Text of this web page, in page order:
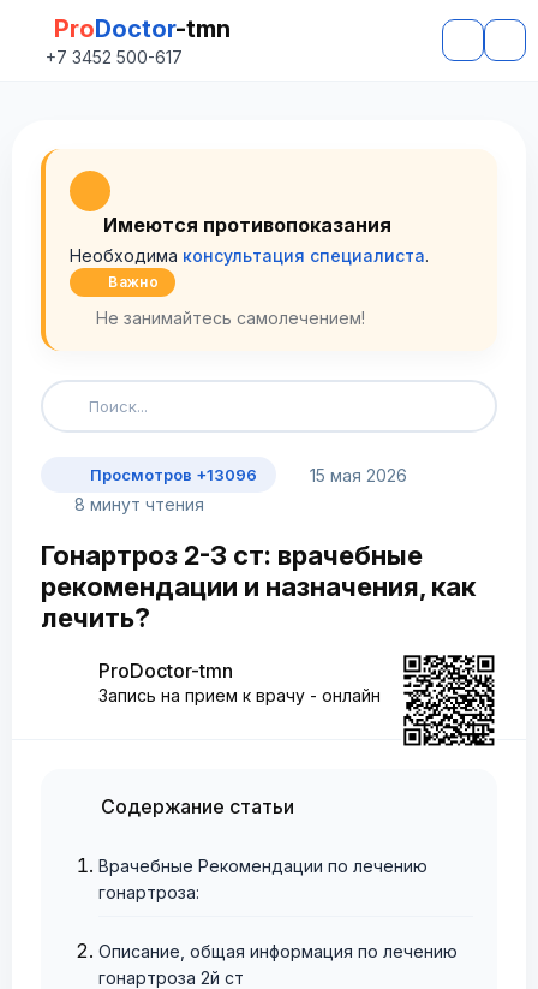
ProDoctor-tmn
+7 3452 500-617
Имеются противопоказания
Необходима консультация специалиста.
Важно
Не занимайтесь самолечением!
Просмотров +13096
15 мая 2026
8 минут чтения
Гонартроз 2-3 ст: врачебные
рекомендации и назначения, как
лечить?
ProDoctor-tmn
Запись на прием к врачу - онлайн
Содержание статьи
Врачебные Рекомендации по лечению
гонартроза:
Описание, общая информация по лечению
гонартроза 2й ст